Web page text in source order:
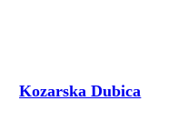
Kozarska Dubica